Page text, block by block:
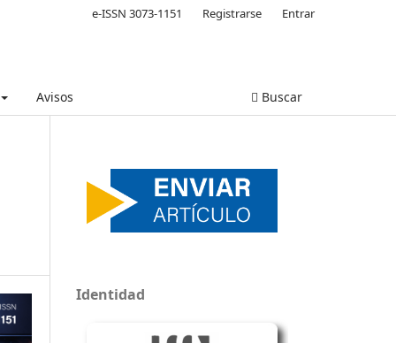
Avisos Buscar
e-ISSN 3073-1151 Registrarse Entrar
Identidad